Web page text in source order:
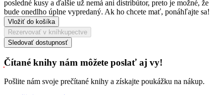
posledné kusy a ďalšie už nemá ani distribútor, preto je možné, že
bude onedlho úplne vypredaný. Ak ho chcete mať, ponáhľajte sa!
Vložiť do košíka
Rezervovať v kníhkupectve
Sledovať dostupnosť
Čítané knihy nám môžete poslať aj vy!
Pošlite nám svoje prečítané knihy a získajte poukážku na nákup.